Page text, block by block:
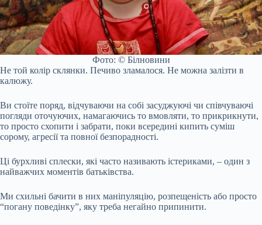
Фото: © Білновини
Не той колір склянки. Печиво зламалося. Не можна залізти в
калюжу.
Ви стоїте поряд, відчуваючи на собі засуджуючі чи співчуваючі
погляди оточуючих, намагаючись то вмовляти, то прикрикнути,
то просто схопити і забрати, поки всередині кипить суміш
сорому, агресії та повної безпорадності.
Ці бурхливі сплески, які часто називають істериками, – один з
найважчих моментів батьківства.
Ми схильні бачити в них маніпуляцію, розпещеність або просто
“погану поведінку”, яку треба негайно припинити.